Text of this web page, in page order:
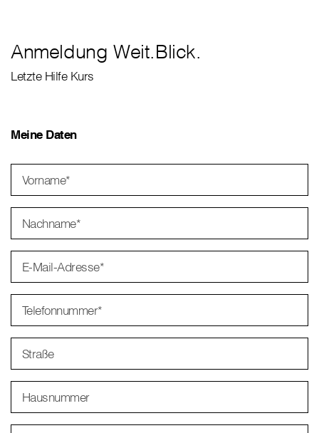
Anmeldung Weit.Blick.
Letzte Hilfe Kurs
Meine Daten
Vorname*
Nachname*
E-Mail-Adresse*
Telefonnummer*
Straße
Hausnummer